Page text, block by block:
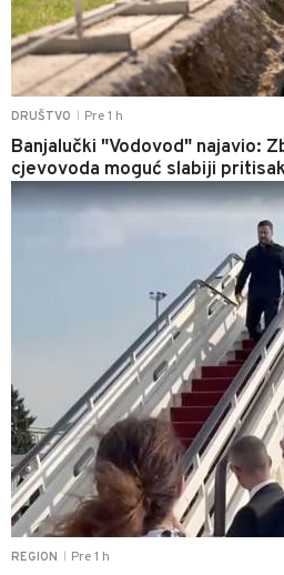
DRUŠTVO Pre 1 h
Banjalučki "Vodovod" najavio:
cjevovoda moguć slabiji
REGION Pre 1 h